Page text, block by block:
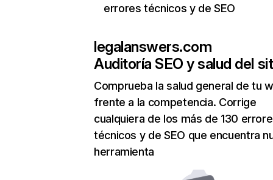
errores técnicos y de SEO
legalanswers.com
Auditoría SEO y salud del
Comprueba la salud general de tu
frente a la competencia. Corrige
cualquiera de los más de 130
técnicos y de SEO que encuentra
herramienta